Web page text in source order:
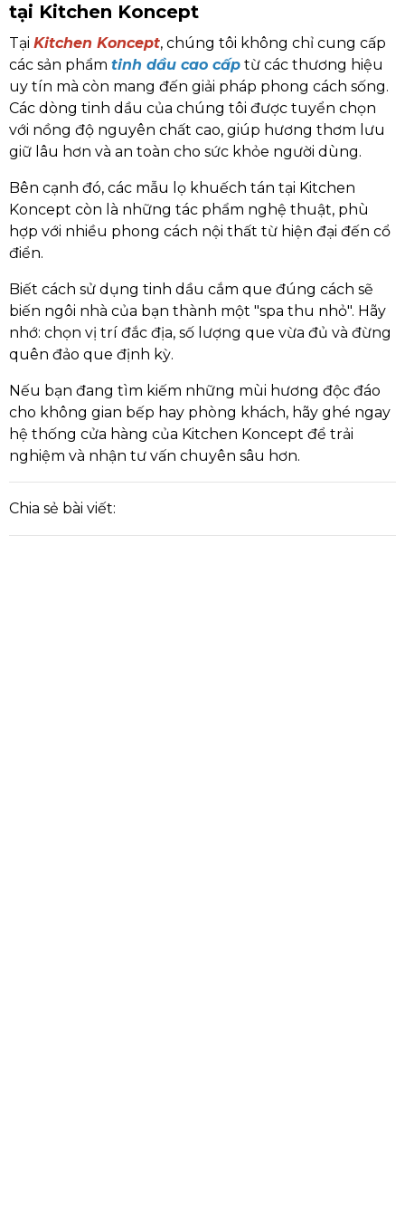
tại Kitchen Koncept
Tại Kitchen Koncept, chúng tôi không chỉ cung cấp
các sản phẩm tinh dầu cao cấp từ các thương hiệu
uy tín mà còn mang đến giải pháp phong cách sống.
Các dòng tinh dầu của chúng tôi được tuyển chọn
với nồng độ nguyên chất cao, giúp hương thơm lưu
giữ lâu hơn và an toàn cho sức khỏe người dùng.
Bên cạnh đó, các mẫu lọ khuếch tán tại Kitchen
Koncept còn là những tác phẩm nghệ thuật, phù
hợp với nhiều phong cách nội thất từ hiện đại đến cổ
điển.
Biết cách sử dụng tinh dầu cắm que đúng cách sẽ
biến ngôi nhà của bạn thành một "spa thu nhỏ". Hãy
nhớ: chọn vị trí đắc địa, số lượng que vừa đủ và đừng
quên đảo que định kỳ.
Nếu bạn đang tìm kiếm những mùi hương độc đáo
cho không gian bếp hay phòng khách, hãy ghé ngay
hệ thống cửa hàng của Kitchen Koncept để trải
nghiệm và nhận tư vấn chuyên sâu hơn.
Chia sẻ bài viết: